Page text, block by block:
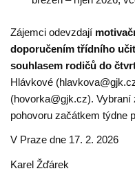
Zájemci odevzdají
doporučením třídního
souhlasem rodičů do
Hlávkové
(hovorka@gjk.cz).
pohovoru začátkem týdne
V Praze dne 17. 2. 2026
Karel Žďárek